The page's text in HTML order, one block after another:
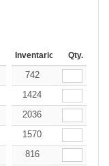
144-287 288 +
Inventario Qty.
11.79
742
11.79
1424
11.79
2036
11.79
1570
13.67
816